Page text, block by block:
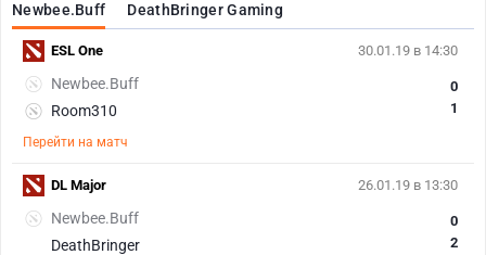
Newbee.Buff DeathBringer Gaming
30.01.19 в 14:30
Newbee.Buff
Room310
0
1
Перейти на матч
ESL One
26.01.19 в 13:30
Newbee.Buff
DeathBringer
0
2
DL Major